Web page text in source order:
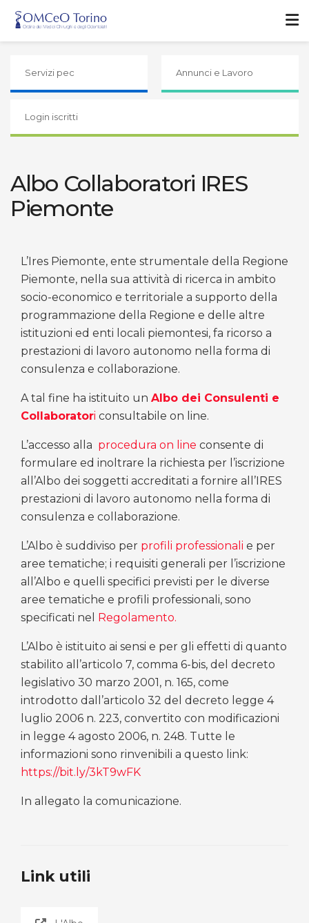
Servizi pec Annunci e Lavoro
Login iscritti
Albo Collaboratori IRES
Piemonte
L’Ires Piemonte, ente strumentale della Regione
Piemonte, nella sua attività di ricerca in ambito
socio-economico e territoriale a supporto della
programmazione della Regione e delle altre
istituzioni ed enti locali piemontesi, fa ricorso a
prestazioni di lavoro autonomo nella forma di
consulenza e collaborazione.
A tal fine ha istituito un Albo dei Consulenti e
Collaboratori consultabile on line.
L’accesso alla procedura on line consente di
formulare ed inoltrare la richiesta per l’iscrizione
all’Albo dei soggetti accreditati a fornire all’IRES
prestazioni di lavoro autonomo nella forma di
consulenza e collaborazione.
L’Albo è suddiviso per profili professionali e per
aree tematiche; i requisiti generali per l’iscrizione
all’Albo e quelli specifici previsti per le diverse
aree tematiche e profili professionali, sono
specificati nel Regolamento.
L’Albo è istituito ai sensi e per gli effetti di quanto
stabilito all’articolo 7, comma 6-bis, del decreto
legislativo 30 marzo 2001, n. 165, come
introdotto dall’articolo 32 del decreto legge 4
luglio 2006 n. 223, convertito con modificazioni
in legge 4 agosto 2006, n. 248. Tutte le
informazioni sono rinvenibili a questo link:
https://bit.ly/3kT9wFK
In allegato la comunicazione.
Link utili